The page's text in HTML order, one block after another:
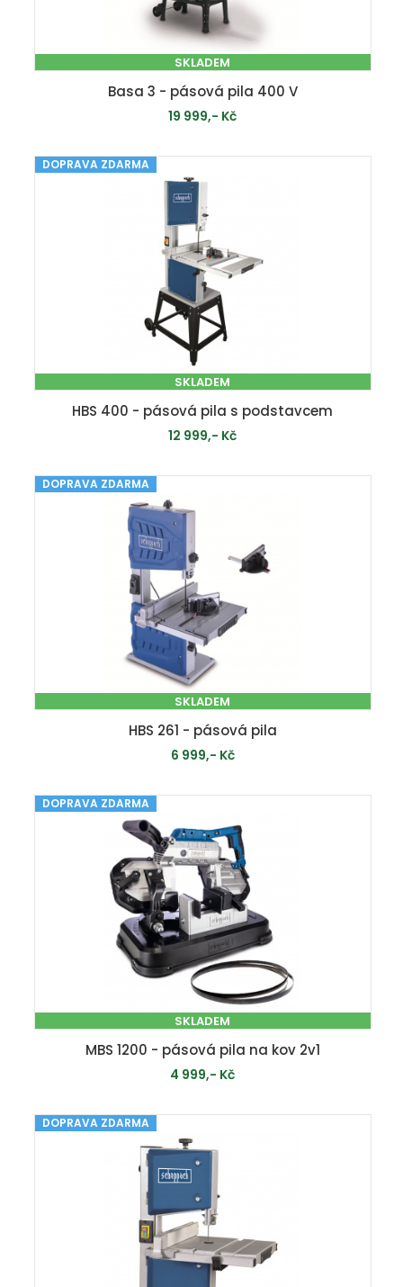
SKLADEM
Basa 3 - pásová pila 400 V
19 999,- Kč
DOPRAVA ZDARMA
SKLADEM
HBS 400 - pásová pila s podstavcem
12 999,- Kč
DOPRAVA ZDARMA
SKLADEM
HBS 261 - pásová pila
6 999,- Kč
DOPRAVA ZDARMA
SKLADEM
MBS 1200 - pásová pila na kov 2v1
4 999,- Kč
DOPRAVA ZDARMA